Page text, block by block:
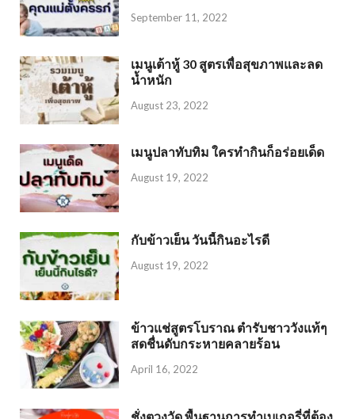
September 11, 2022
เมนูเต้าหู้ 30 สูตรเพื่อสุขภาพและลด
น้ำหนัก
August 23, 2022
เมนูปลาทับทิม ใครทำกินก็อร่อยเด็ด
August 19, 2022
กับข้าวเย็น วันนี้กินอะไรดี
August 19, 2022
ข้าวแช่สูตรโบราณ ตำรับชาววังแท้ๆ
สดชื่นดับกระหายคลายร้อน
April 16, 2022
ชั่งตวงวัด พื้นฐานการทำเบเกอรี่ที่ต้อง